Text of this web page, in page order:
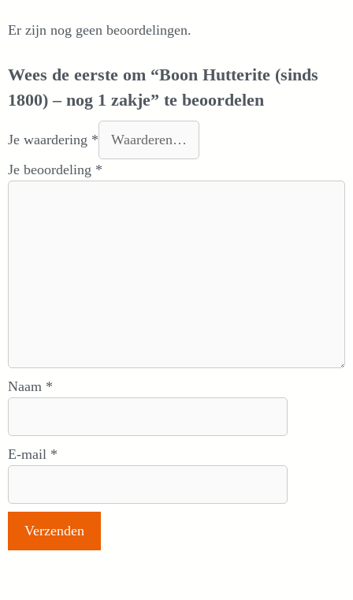
Er zijn nog geen beoordelingen.
Wees de eerste om “Boon Hutterite (sinds
1800) – nog 1 zakje” te beoordelen
Je waardering *
Je beoordeling *
Naam *
E-mail *